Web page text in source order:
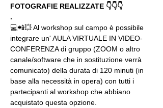
FOTOGRAFIE REALIZZATE 👇👇👇
.
💻📲💥 Al workshop sul campo è possibile
integrare un' AULA VIRTUALE IN VIDEO-
CONFERENZA di gruppo (ZOOM o altro
canale/software che in sostituzione verrà
comunicato) della durata di 120 minuti (in
base alla necessità in opera) con tutti i
partecipanti al workshop che abbiano
acquistato questa opzione.